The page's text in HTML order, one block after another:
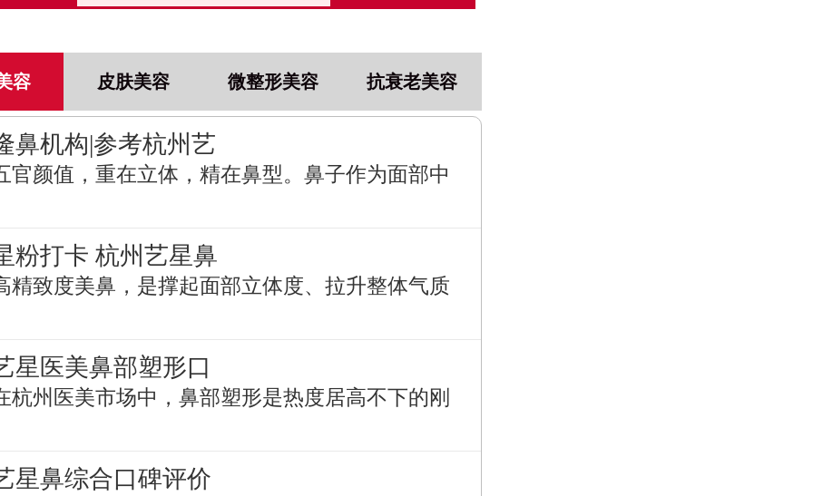
容 皮肤美容 微整形美容 抗衰老美容
鼻机构|参考杭州艺
官颜值，重在立体，精在鼻型。鼻子作为面部中
粉打卡 杭州艺星鼻
精致度美鼻，是撑起面部立体度、拉升整体气质
星医美鼻部塑形口
杭州医美市场中，鼻部塑形是热度居高不下的刚
星鼻综合口碑评价